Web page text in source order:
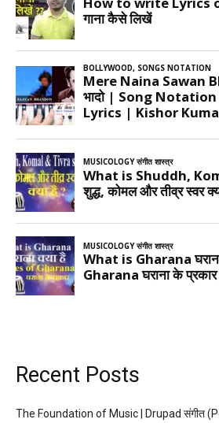
Recent Posts
The Foundation of Music | Drupad संगीत